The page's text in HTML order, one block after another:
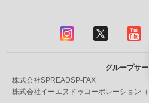
グループサ
株式会社SPREADSP-FAX
株式会社イーエヌドゥコーポレーション（